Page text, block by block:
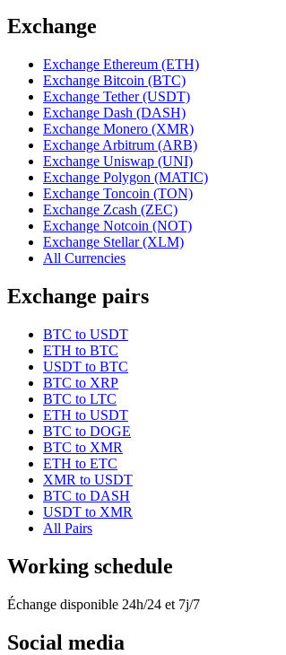
Exchange
Exchange Ethereum (ETH)
Exchange Bitcoin (BTC)
Exchange Tether (USDT)
Exchange Dash (DASH)
Exchange Monero (XMR)
Exchange Arbitrum (ARB)
Exchange Uniswap (UNI)
Exchange Polygon (MATIC)
Exchange Toncoin (TON)
Exchange Zcash (ZEC)
Exchange Notcoin (NOT)
Exchange Stellar (XLM)
All Currencies
Exchange pairs
BTC to USDT
ETH to BTC
USDT to BTC
BTC to XRP
BTC to LTC
ETH to USDT
BTC to DOGE
BTC to XMR
ETH to ETC
XMR to USDT
BTC to DASH
USDT to XMR
All Pairs
Working schedule
Échange disponible 24h/24 et 7j/7
Social media